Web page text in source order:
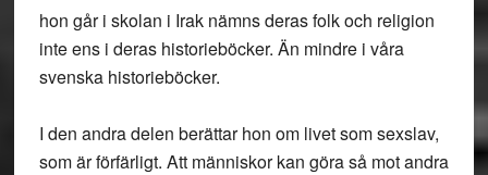
hon går i skolan i Irak nämns deras folk och religion
inte ens i deras historieböcker. Än mindre i våra
svenska historieböcker.
I den andra delen berättar hon om livet som sexslav,
som är förfärligt. Att människor kan göra så mot andra